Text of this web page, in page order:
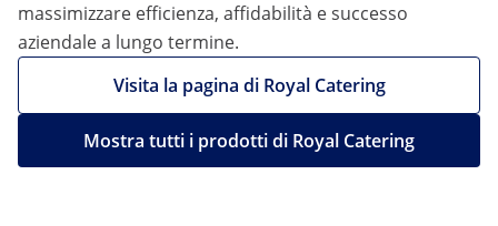
massimizzare efficienza, affidabilità e successo
aziendale a lungo termine.
Visita la pagina di Royal Catering
Mostra tutti i prodotti di Royal Catering